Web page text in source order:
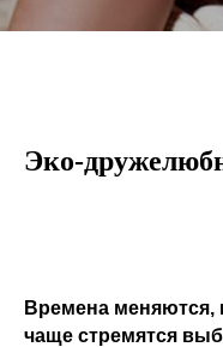
Эко-
Времена меняются,
чаще стремятся